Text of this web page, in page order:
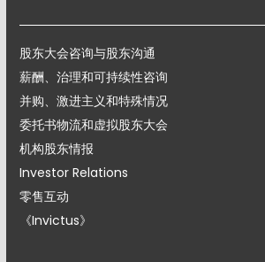
股东大会咨询与股东沟通
薪酬、治理和可持续性咨询
并购、激进主义和特殊情况
委托书物流和虚拟股东大会
机构股东情报
Investor Relations
零售互动
《Invictus》